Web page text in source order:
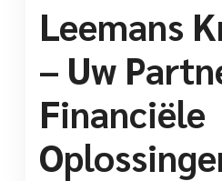
Leemans
– Uw
Financiële